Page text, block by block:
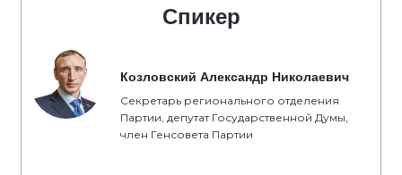
Спикер
Козловский Александр Николаевич
Секретарь регионального отделения
Партии, депутат Государственной Думы,
член Генсовета Партии